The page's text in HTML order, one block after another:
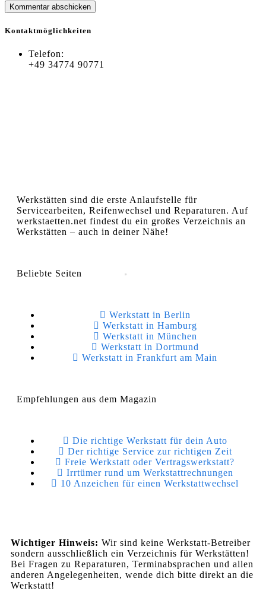
Kontaktmöglichkeiten
Telefon:
+49 34774 90771
Werkstätten sind die erste Anlaufstelle für
Servicearbeiten, Reifenwechsel und Reparaturen. Auf
werkstaetten.net findest du ein großes Verzeichnis an
Werkstätten – auch in deiner Nähe!
Beliebte Seiten
Werkstatt in Berlin
Werkstatt in Hamburg
Werkstatt in München
Werkstatt in Dortmund
Werkstatt in Frankfurt am Main
Empfehlungen aus dem Magazin
Die richtige Werkstatt für dein Auto
Der richtige Service zur richtigen Zeit
Freie Werkstatt oder Vertragswerkstatt?
Irrtümer rund um Werkstattrechnungen
10 Anzeichen für einen Werkstattwechsel
Wichtiger Hinweis: Wir sind keine Werkstatt-Betreiber
sondern ausschließlich ein Verzeichnis für Werkstätten!
Bei Fragen zu Reparaturen, Terminabsprachen und allen
anderen Angelegenheiten, wende dich bitte direkt an die
Werkstatt!